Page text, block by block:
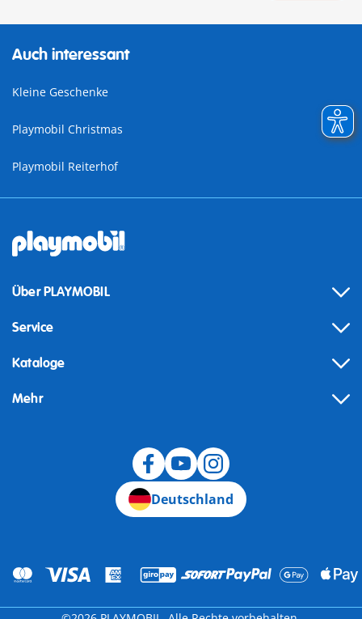
Auch interessant
Kleine Geschenke
Playmobil Christmas
Playmobil Reiterhof
Über PLAYMOBIL
Service
Kataloge
Mehr
Deutschland